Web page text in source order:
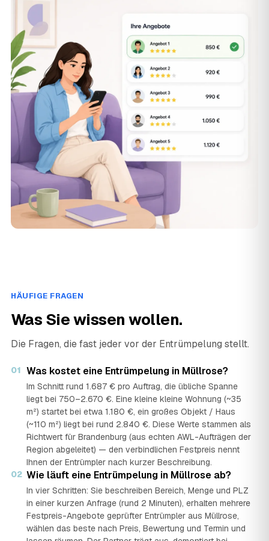
HÄUFIGE FRAGEN
Was Sie wissen wollen.
Die Fragen, die fast jeder vor der Entrümpelung stellt.
01 Was kostet eine Entrümpelung in Müllrose?
Im Schnitt rund 1.687 € pro Auftrag, die übliche Spanne
liegt bei 750–2.670 €. Eine kleine kleine Wohnung (~35
m²) startet bei etwa 1.180 €, ein großes Objekt / Haus
(~110 m²) liegt bei rund 2.840 €. Diese Werte stammen als
Richtwert für Brandenburg (aus echten AWL-Aufträgen der
Region abgeleitet) — den verbindlichen Festpreis nennt
Ihnen der Entrümpler nach kurzer Beschreibung.
02 Wie läuft eine Entrümpelung in Müllrose ab?
In vier Schritten: Sie beschreiben Bereich, Menge und PLZ
in einer kurzen Anfrage (rund 2 Minuten), erhalten mehrere
Festpreis-Angebote geprüfter Entrümpler aus Müllrose,
wählen das beste nach Preis, Bewertung und Termin und